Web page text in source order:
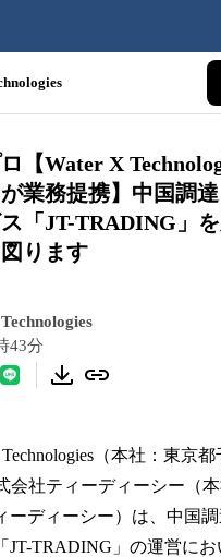
【Water X
業務提携】中国調
「JT-TRADING」
ります
43分
（本社：東京
会社ティーディーシー（
ーディーシー）は、中国
JT-TRADING」の運営に